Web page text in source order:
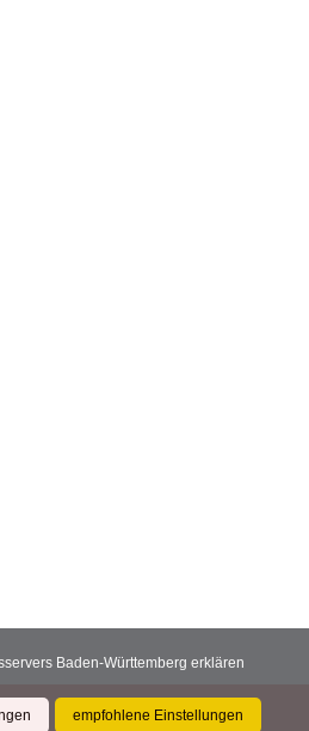
Baden-Württemberg erklären
empfohlene Einstellungen